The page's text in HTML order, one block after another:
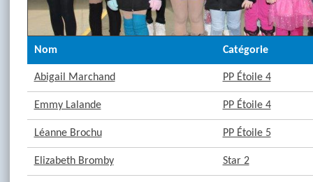
Nom Catégorie
Abigail Marchand PP Étoile 4
Emmy Lalande PP Étoile 4
Léanne Brochu PP Étoile 5
Elizabeth Bromby Star 2